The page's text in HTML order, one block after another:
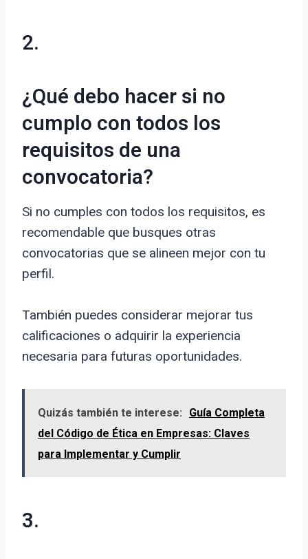
2.
¿Qué debo hacer si no
cumplo con todos los
requisitos de una
convocatoria?
Si no cumples con todos los requisitos, es
recomendable que busques otras
convocatorias que se alineen mejor con tu
perfil.
También puedes considerar mejorar tus
calificaciones o adquirir la experiencia
necesaria para futuras oportunidades.
Quizás también te interese:
Guía Completa
del Código de Ética en Empresas: Claves
para Implementar y Cumplir
3.